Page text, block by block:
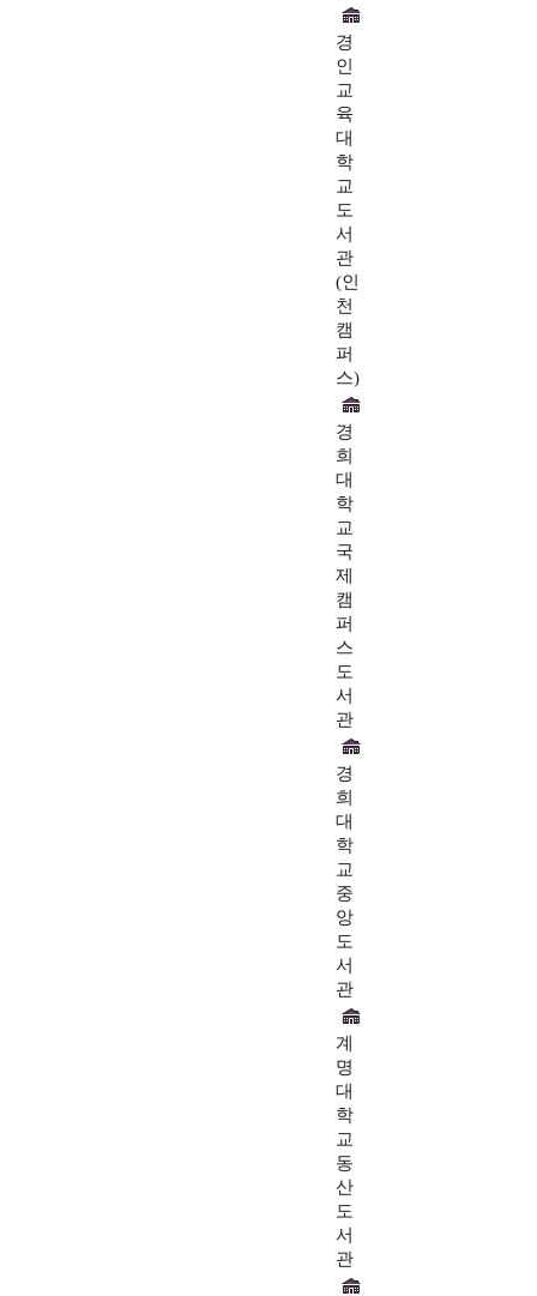
경
인
교
육
대
학
교
도
서
관
(인
천
캠
퍼
스)
경
희
대
학
교
국
제
캠
퍼
스
도
서
관
경
희
대
학
교
중
앙
도
서
관
계
명
대
학
교
동
산
도
서
관